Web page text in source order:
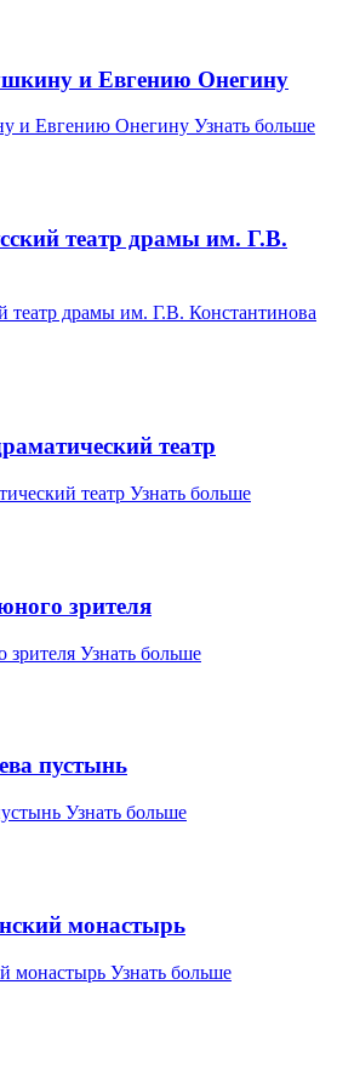
и Евгению Онегину
и Евгению Онегину Узнать больше
театр драмы им. Г.В.
театр драмы им. Г.В. Константинова
театр
театр Узнать больше
зрителя
зрителя Узнать больше
пустынь
Узнать больше
монастырь
монастырь Узнать больше